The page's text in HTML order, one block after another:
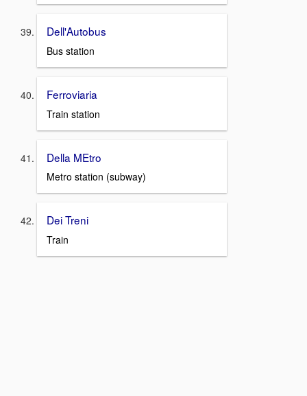
Dell'Autobus
Bus station
Ferroviaria
Train station
Della MEtro
Metro station (subway)
Dei Treni
Train